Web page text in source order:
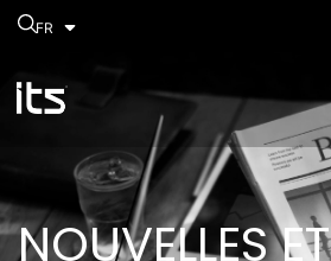
FR
NOUVELLES ET